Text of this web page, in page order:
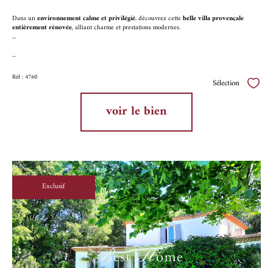
Dans unenvironnement calme et privilégié, découvrez cette belle villa provençale
entièrement rénovée, alliant charme et prestations modernes.
...
...
Réf : 4760 Sélection
voir le bien
Exclusif